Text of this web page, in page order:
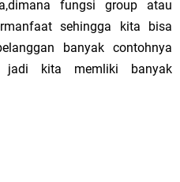
fungsi group atau
sehingga kita bisa
banyak contohnya
jadi kita memliki banyak